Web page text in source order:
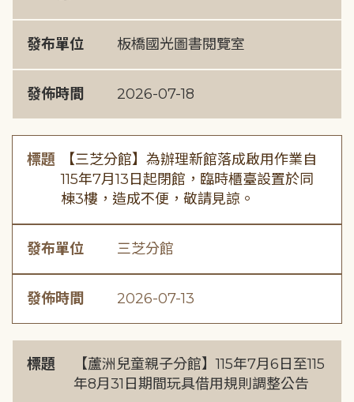
發布單位 板橋國光圖書閱覽室
發佈時間 2026-07-18
標題
【三芝分館】為辦理新館落成啟用作業自
115年7月13日起閉館，臨時櫃臺設置於同
棟3樓，造成不便，敬請見諒。
發布單位 三芝分館
發佈時間 2026-07-13
標題
【蘆洲兒童親子分館】115年7月6日至115
年8月31日期間玩具借用規則調整公告